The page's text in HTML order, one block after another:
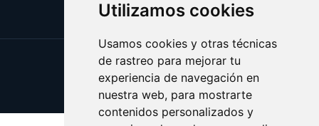
Utilizamos cookies
Usamos cookies y otras técnicas
de rastreo para mejorar tu
experiencia de navegación en
nuestra web, para mostrarte
contenidos personalizados y
Update cookies preferences
Copyright © 2025 besame.es